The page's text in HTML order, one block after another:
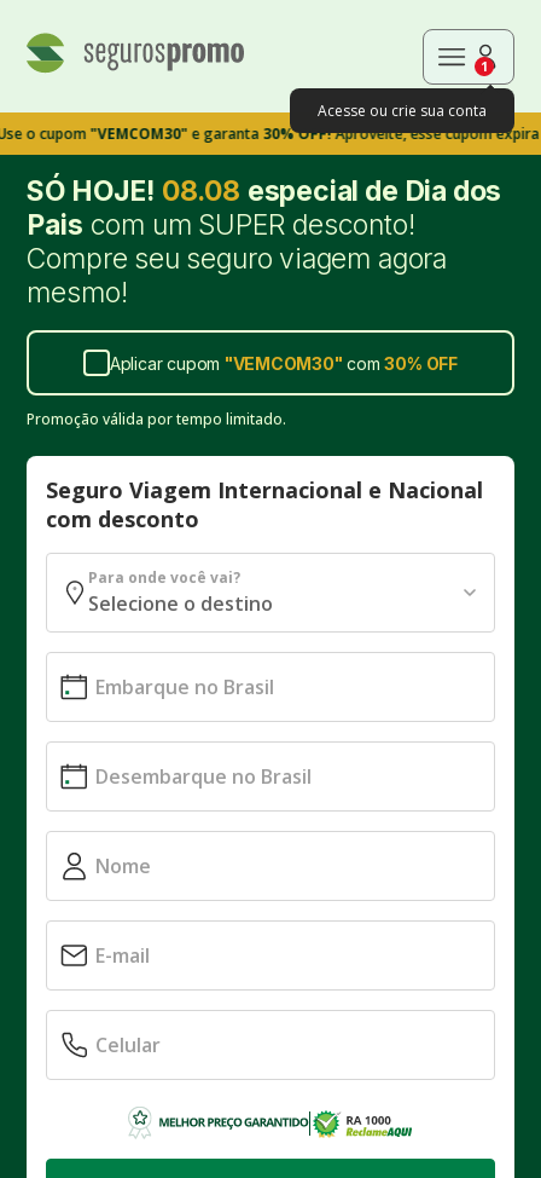
1
Acesse ou crie sua conta
"VEMCOM30"e garanta30% OFF!Aproveite, esse cupom expira em
SÓ HOJE! 08.08 especial de Dia dos
Pais com um SUPER desconto!
Compre seu seguro viagem agora
mesmo!
Aplicar cupom "VEMCOM30" com30% OFF
Promoção válida por tempo limitado.
Seguro Viagem Internacional e Nacional
com desconto
Para onde você vai?